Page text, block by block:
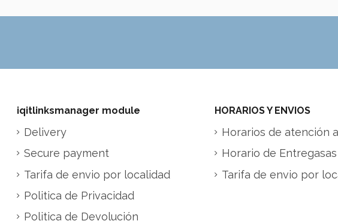
iqitlinksmanager module
Delivery
Secure payment
Tarifa de envio por localidad
Politica de Privacidad
Politica de Devolución
HORARIOS Y ENVIOS
Horarios de atención
Horario de Entregasas
Tarifa de envio por